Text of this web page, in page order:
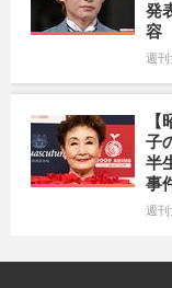
発
容
週刊
子
半
事
週刊